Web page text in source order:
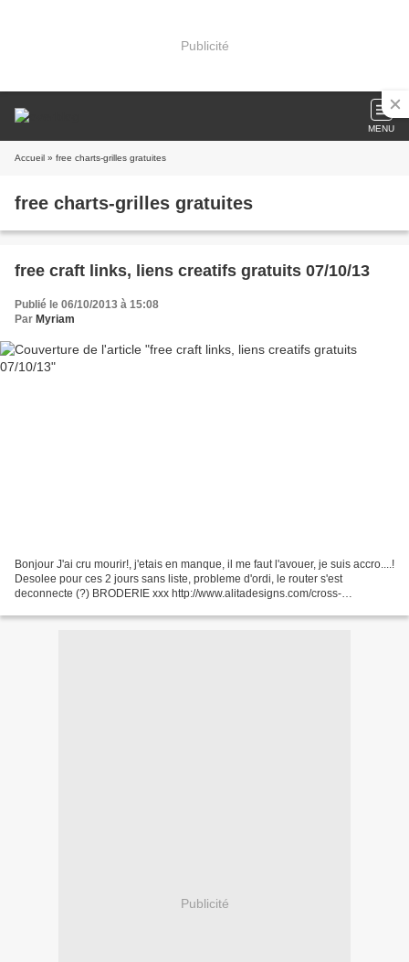
Publicité
MENU
Accueil » free charts-grilles gratuites
free charts-grilles gratuites
free craft links, liens creatifs gratuits 07/10/13
Publié le 06/10/2013 à 15:08
Par Myriam
Bonjour J'ai cru mourir!, j'etais en manque, il me faut l'avouer, je suis accro....!
Desolee pour ces 2 jours sans liste, probleme d'ordi, le router s'est
deconnecte (?) BRODERIE xxx http://www.alitadesigns.com/cross-
blog.com/article-biscornu-n-197-120444253.html...
Publicité